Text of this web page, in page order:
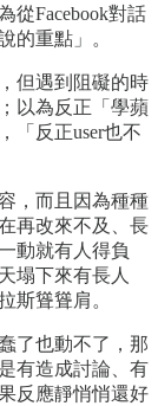
從Facebook對話
的重點」。
但遇到阻礙的時
以為反正「學蘋
「反正user也不
，而且因為種種
再改來不及、長
動就有人得負
塌下來有長人
斯聳聳肩。
了也動不了，那
有造成討論、有
反應靜悄悄還好